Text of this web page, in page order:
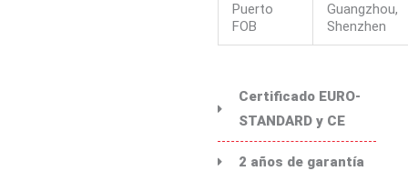
Puerto
FOB
Guangzhou,
Shenzhen
Certificado EURO-
STANDARD y CE
2 años de garantía